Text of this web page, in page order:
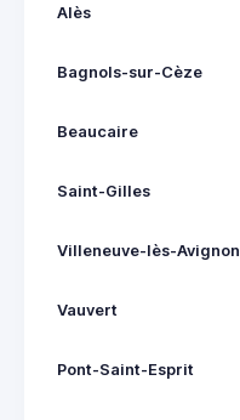
Alès
Bagnols-sur-Cèze
Beaucaire
Saint-Gilles
Villeneuve-lès-Avignon
Vauvert
Pont-Saint-Esprit